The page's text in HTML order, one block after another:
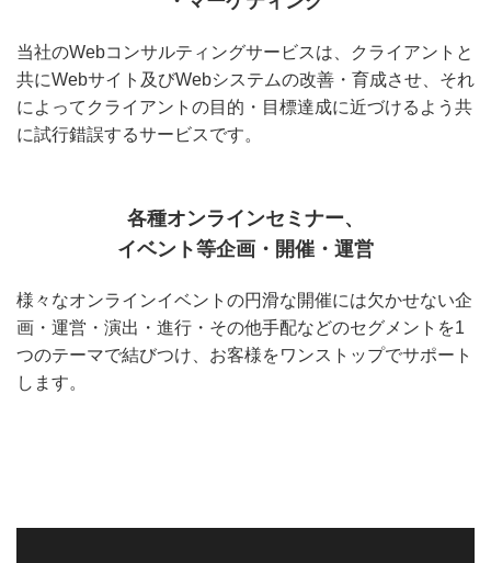
当社のWebコンサルティングサービスは、クライアントと
共にWebサイト及びWebシステムの改善・育成させ、それ
によってクライアントの目的・目標達成に近づけるよう共
に試行錯誤するサービスです。
各種オンラインセミナー、
イベント等企画・開催・運営
様々なオンラインイベントの円滑な開催には欠かせない企
画・運営・演出・進行・その他手配などのセグメントを1
つのテーマで結びつけ、お客様をワンストップでサポート
します。